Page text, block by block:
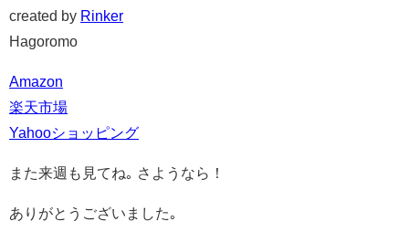
created by Rinker
Hagoromo
Amazon
楽天市場
Yahooショッピング
また来週も見てね｡ さようなら！
ありがとうございました｡